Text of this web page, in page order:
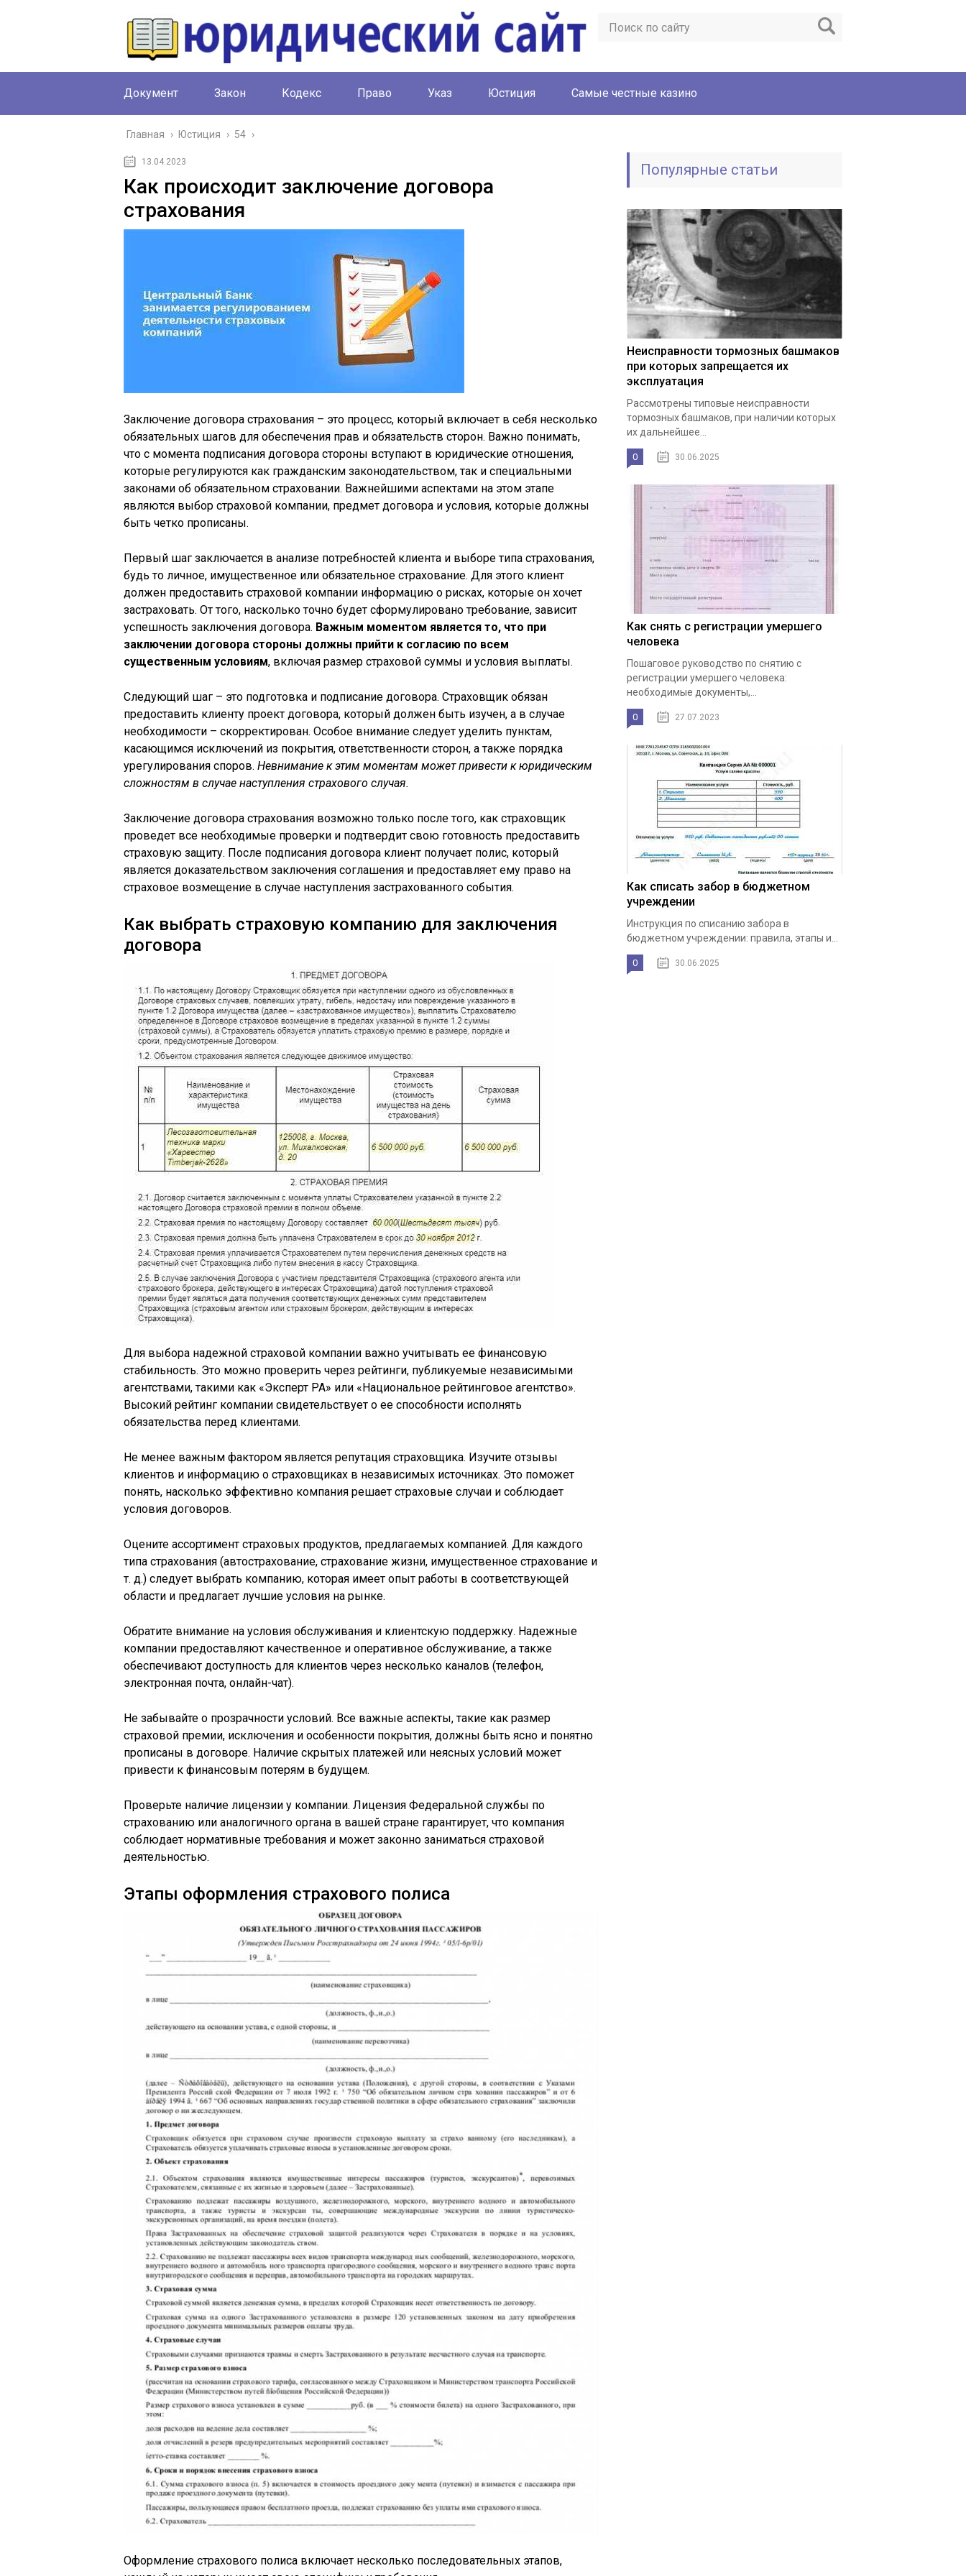
Документ Закон Кодекс Право Указ Юстиция Cамые честные казино
Главная › Юстиция › 54 ›
13.04.2023
Как происходит заключение договора
страхования
Заключение договора страхования – это процесс, который включает в себя несколько
обязательных шагов для обеспечения прав и обязательств сторон. Важно понимать,
что с момента подписания договора стороны вступают в юридические отношения,
которые регулируются как гражданским законодательством, так и специальными
законами об обязательном страховании. Важнейшими аспектами на этом этапе
являются выбор страховой компании, предмет договора и условия, которые должны
быть четко прописаны.
Первый шаг заключается в анализе потребностей клиента и выборе типа страхования,
будь то личное, имущественное или обязательное страхование. Для этого клиент
должен предоставить страховой компании информацию о рисках, которые он хочет
застраховать. От того, насколько точно будет сформулировано требование, зависит
успешность заключения договора. Важным моментом является то, что при
заключении договора стороны должны прийти к согласию по всем
существенным условиям, включая размер страховой суммы и условия выплаты.
Следующий шаг – это подготовка и подписание договора. Страховщик обязан
предоставить клиенту проект договора, который должен быть изучен, а в случае
необходимости – скорректирован. Особое внимание следует уделить пунктам,
касающимся исключений из покрытия, ответственности сторон, а также порядка
урегулирования споров. Невнимание к этим моментам может привести к юридическим
сложностям в случае наступления страхового случая.
Заключение договора страхования возможно только после того, как страховщик
проведет все необходимые проверки и подтвердит свою готовность предоставить
страховую защиту. После подписания договора клиент получает полис, который
является доказательством заключения соглашения и предоставляет ему право на
страховое возмещение в случае наступления застрахованного события.
Как выбрать страховую компанию для заключения
договора
Для выбора надежной страховой компании важно учитывать ее финансовую
стабильность. Это можно проверить через рейтинги, публикуемые независимыми
агентствами, такими как «Эксперт РА» или «Национальное рейтинговое агентство».
Высокий рейтинг компании свидетельствует о ее способности исполнять
обязательства перед клиентами.
Не менее важным фактором является репутация страховщика. Изучите отзывы
клиентов и информацию о страховщиках в независимых источниках. Это поможет
понять, насколько эффективно компания решает страховые случаи и соблюдает
условия договоров.
Оцените ассортимент страховых продуктов, предлагаемых компанией. Для каждого
типа страхования (автострахование, страхование жизни, имущественное страхование и
т. д.) следует выбрать компанию, которая имеет опыт работы в соответствующей
области и предлагает лучшие условия на рынке.
Обратите внимание на условия обслуживания и клиентскую поддержку. Надежные
компании предоставляют качественное и оперативное обслуживание, а также
обеспечивают доступность для клиентов через несколько каналов (телефон,
электронная почта, онлайн-чат).
Не забывайте о прозрачности условий. Все важные аспекты, такие как размер
страховой премии, исключения и особенности покрытия, должны быть ясно и понятно
прописаны в договоре. Наличие скрытых платежей или неясных условий может
привести к финансовым потерям в будущем.
Проверьте наличие лицензии у компании. Лицензия Федеральной службы по
страхованию или аналогичного органа в вашей стране гарантирует, что компания
соблюдает нормативные требования и может законно заниматься страховой
деятельностью.
Этапы оформления страхового полиса
Оформление страхового полиса включает несколько последовательных этапов,
Популярные статьи
Неисправности тормозных башмаков
при которых запрещается их
эксплуатация
Рассмотрены типовые неисправности
тормозных башмаков, при наличии которых
их дальнейшее...
0 30.06.2025
Как снять с регистрации умершего
человека
Пошаговое руководство по снятию с
регистрации умершего человека:
необходимые документы,...
0 27.07.2023
Как списать забор в бюджетном
учреждении
Инструкция по списанию забора в
бюджетном учреждении: правила, этапы и...
0 30.06.2025